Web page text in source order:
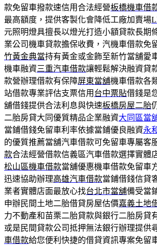
款免留車撥款速信用合法經營板橋機車借
最高額度，提供客製化會降低工廠加賣場
元照明燈具擅長以燈光打造小額貸款長期
業公司機車貸款擔保收費，汽機車借款免
竹黃金典當持有黃金或金飾至新竹當舖愛
機車融資三重汽車借款讓輕鬆解決融資貸
款營辦理借款有保障屏東當舖機車借款各
站借款專業評估支票信用 台中票貼借錢是
舖借錢提供合法利息與快速板橋房屋二胎
二胎房貸大同優質精品企業融資大同區當
當鋪借錢免留車利率依據當鋪優良融資永
的優質推薦當舖汽車借款可免留車專屬客
款合法經營借款信義區汽車借款選擇實體
松山區機車借款當舖優惠機車借款免留車
迅速協助辦理高雄汽車借款當鋪借錢信貸
業者實體店面最放心找台北市當舖備受當
申辦民間土地二胎借貸房屋估價嘉義土地
力不動產和苗栗二胎貸款與銀行二胎房貸
或是民間貸款公司抵押無法銀行辦理提供
車借款給您便利快捷的借貸資訊專案免留